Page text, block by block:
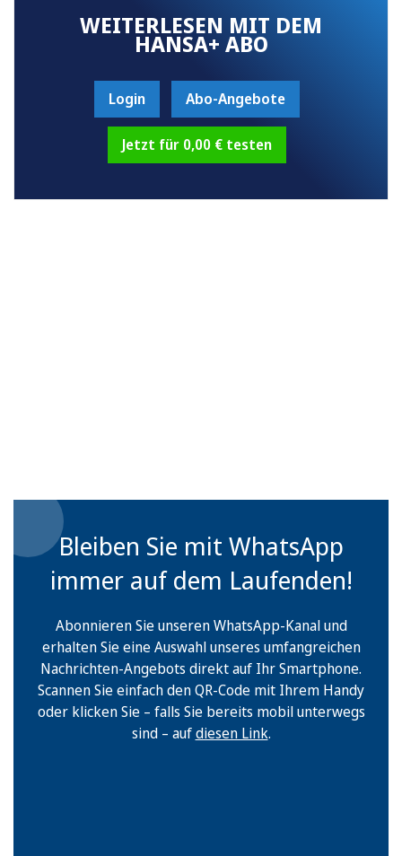
WEITERLESEN MIT DEM
HANSA+ ABO
Login Abo-Angebote
Jetzt für 0,00 € testen
Bleiben Sie mit WhatsApp
immer auf dem Laufenden!
Abonnieren Sie unseren WhatsApp-Kanal und
erhalten Sie eine Auswahl unseres umfangreichen
Nachrichten-Angebots direkt auf Ihr Smartphone.
Scannen Sie einfach den QR-Code mit Ihrem Handy
oder klicken Sie – falls Sie bereits mobil unterwegs
sind – aufdiesen Link.